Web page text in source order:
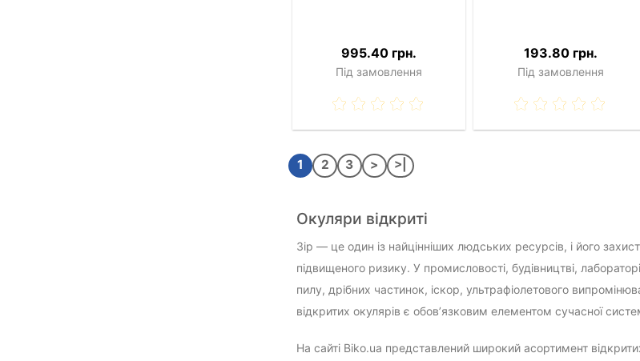
995.40 грн.
Під замовлення
193.80 грн.
Під замовлення
1 2 3 > >|
Окуляри відкриті
Зір — це один із найцінніших людських ресурсів, і його
підвищеного ризику. У промисловості, будівництві,
пилу, дрібних частинок, іскор, ультрафіолетового
відкритих окулярів є обов’язковим елементом сучасної
На сайті Biko.ua представлений широкий асортимент